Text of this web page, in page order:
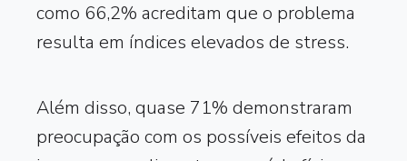
como 66,2% acreditam que o problema
resulta em índices elevados de stress.
Além disso, quase 71% demonstraram
preocupação com os possíveis efeitos da